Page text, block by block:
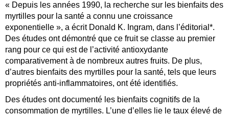
« Depuis les années 1990, la recherche sur les bienfaits des
myrtilles pour la santé a connu une croissance
exponentielle », a écrit Donald K. Ingram, dans l’éditorial*.
Des études ont démontré que ce fruit se classe au premier
rang pour ce qui est de l’activité antioxydante
comparativement à de nombreux autres fruits. De plus,
d’autres bienfaits des myrtilles pour la santé, tels que leurs
propriétés anti-inflammatoires, ont été identifiés.
Des études ont documenté les bienfaits cognitifs de la
consommation de myrtilles. L’une d’elles lie le taux élevé de